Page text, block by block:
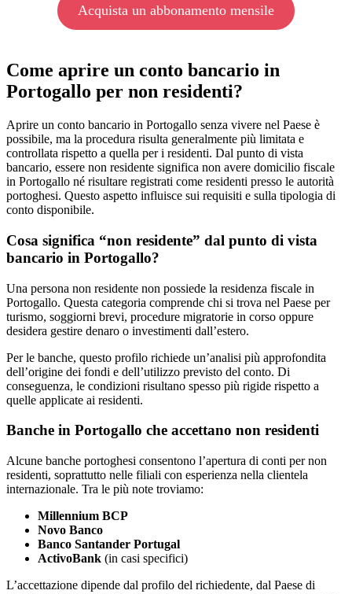
Acquista un abbonamento mensile
Come aprire un conto bancario in
Portogallo per non residenti?
Aprire un conto bancario in Portogallo senza vivere nel Paese è
possibile, ma la procedura risulta generalmente più limitata e
controllata rispetto a quella per i residenti. Dal punto di vista
bancario, essere non residente significa non avere domicilio fiscale
in Portogallo né risultare registrati come residenti presso le autorità
portoghesi. Questo aspetto influisce sui requisiti e sulla tipologia di
conto disponibile.
Cosa significa “non residente” dal punto di vista
bancario in Portogallo?
Una persona non residente non possiede la residenza fiscale in
Portogallo. Questa categoria comprende chi si trova nel Paese per
turismo, soggiorni brevi, procedure migratorie in corso oppure
desidera gestire denaro o investimenti dall’estero.
Per le banche, questo profilo richiede un’analisi più approfondita
dell’origine dei fondi e dell’utilizzo previsto del conto. Di
conseguenza, le condizioni risultano spesso più rigide rispetto a
quelle applicate ai residenti.
Banche in Portogallo che accettano non residenti
Alcune banche portoghesi consentono l’apertura di conti per non
residenti, soprattutto nelle filiali con esperienza nella clientela
internazionale. Tra le più note troviamo:
Millennium BCP
Novo Banco
Banco Santander Portugal
ActivoBank (in casi specifici)
L’accettazione dipende dal profilo del richiedente, dal Paese di